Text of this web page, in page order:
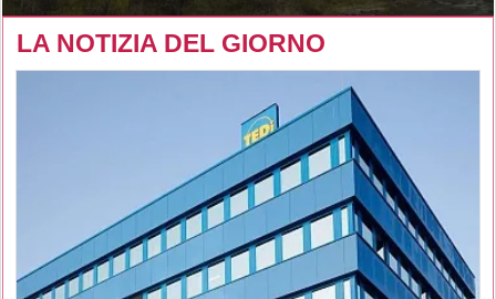
LA NOTIZIA DEL GIORNO